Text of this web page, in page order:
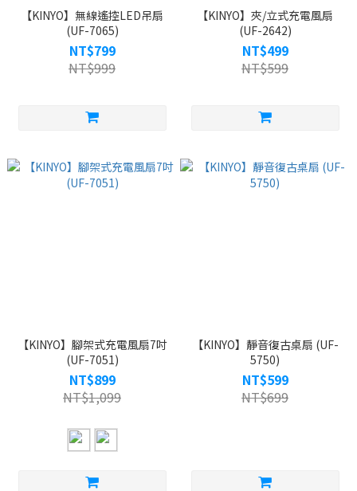
【KINYO】無線遙控LED吊扇
(UF-7065)
NT$799
NT$999
【KINYO】夾/立式充電風扇
(UF-2642)
NT$499
NT$599
【KINYO】腳架式充電風扇7吋
(UF-7051)
NT$899
NT$1,099
【KINYO】靜音復古桌扇 (UF-
5750)
NT$599
NT$699